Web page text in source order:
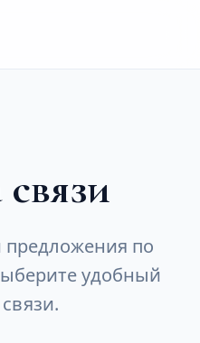
предложения по
удобный